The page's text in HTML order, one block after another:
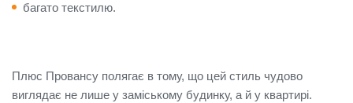
багато текстилю.
Плюс Провансу полягає в тому, що цей стиль чудово
виглядає не лише у заміському будинку, а й у квартирі.